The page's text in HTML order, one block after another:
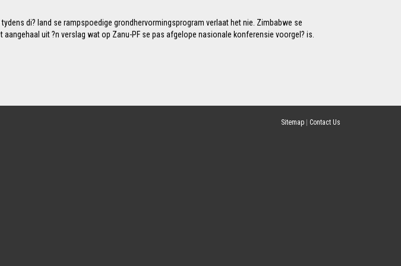
di? land se rampspoedige grondhervormingsprogram verlaat het nie. Zimbabwe se
uit ?n verslag wat op Zanu-PF se pas afgelope nasionale konferensie voorgel? is.
Sitemap Contact Us